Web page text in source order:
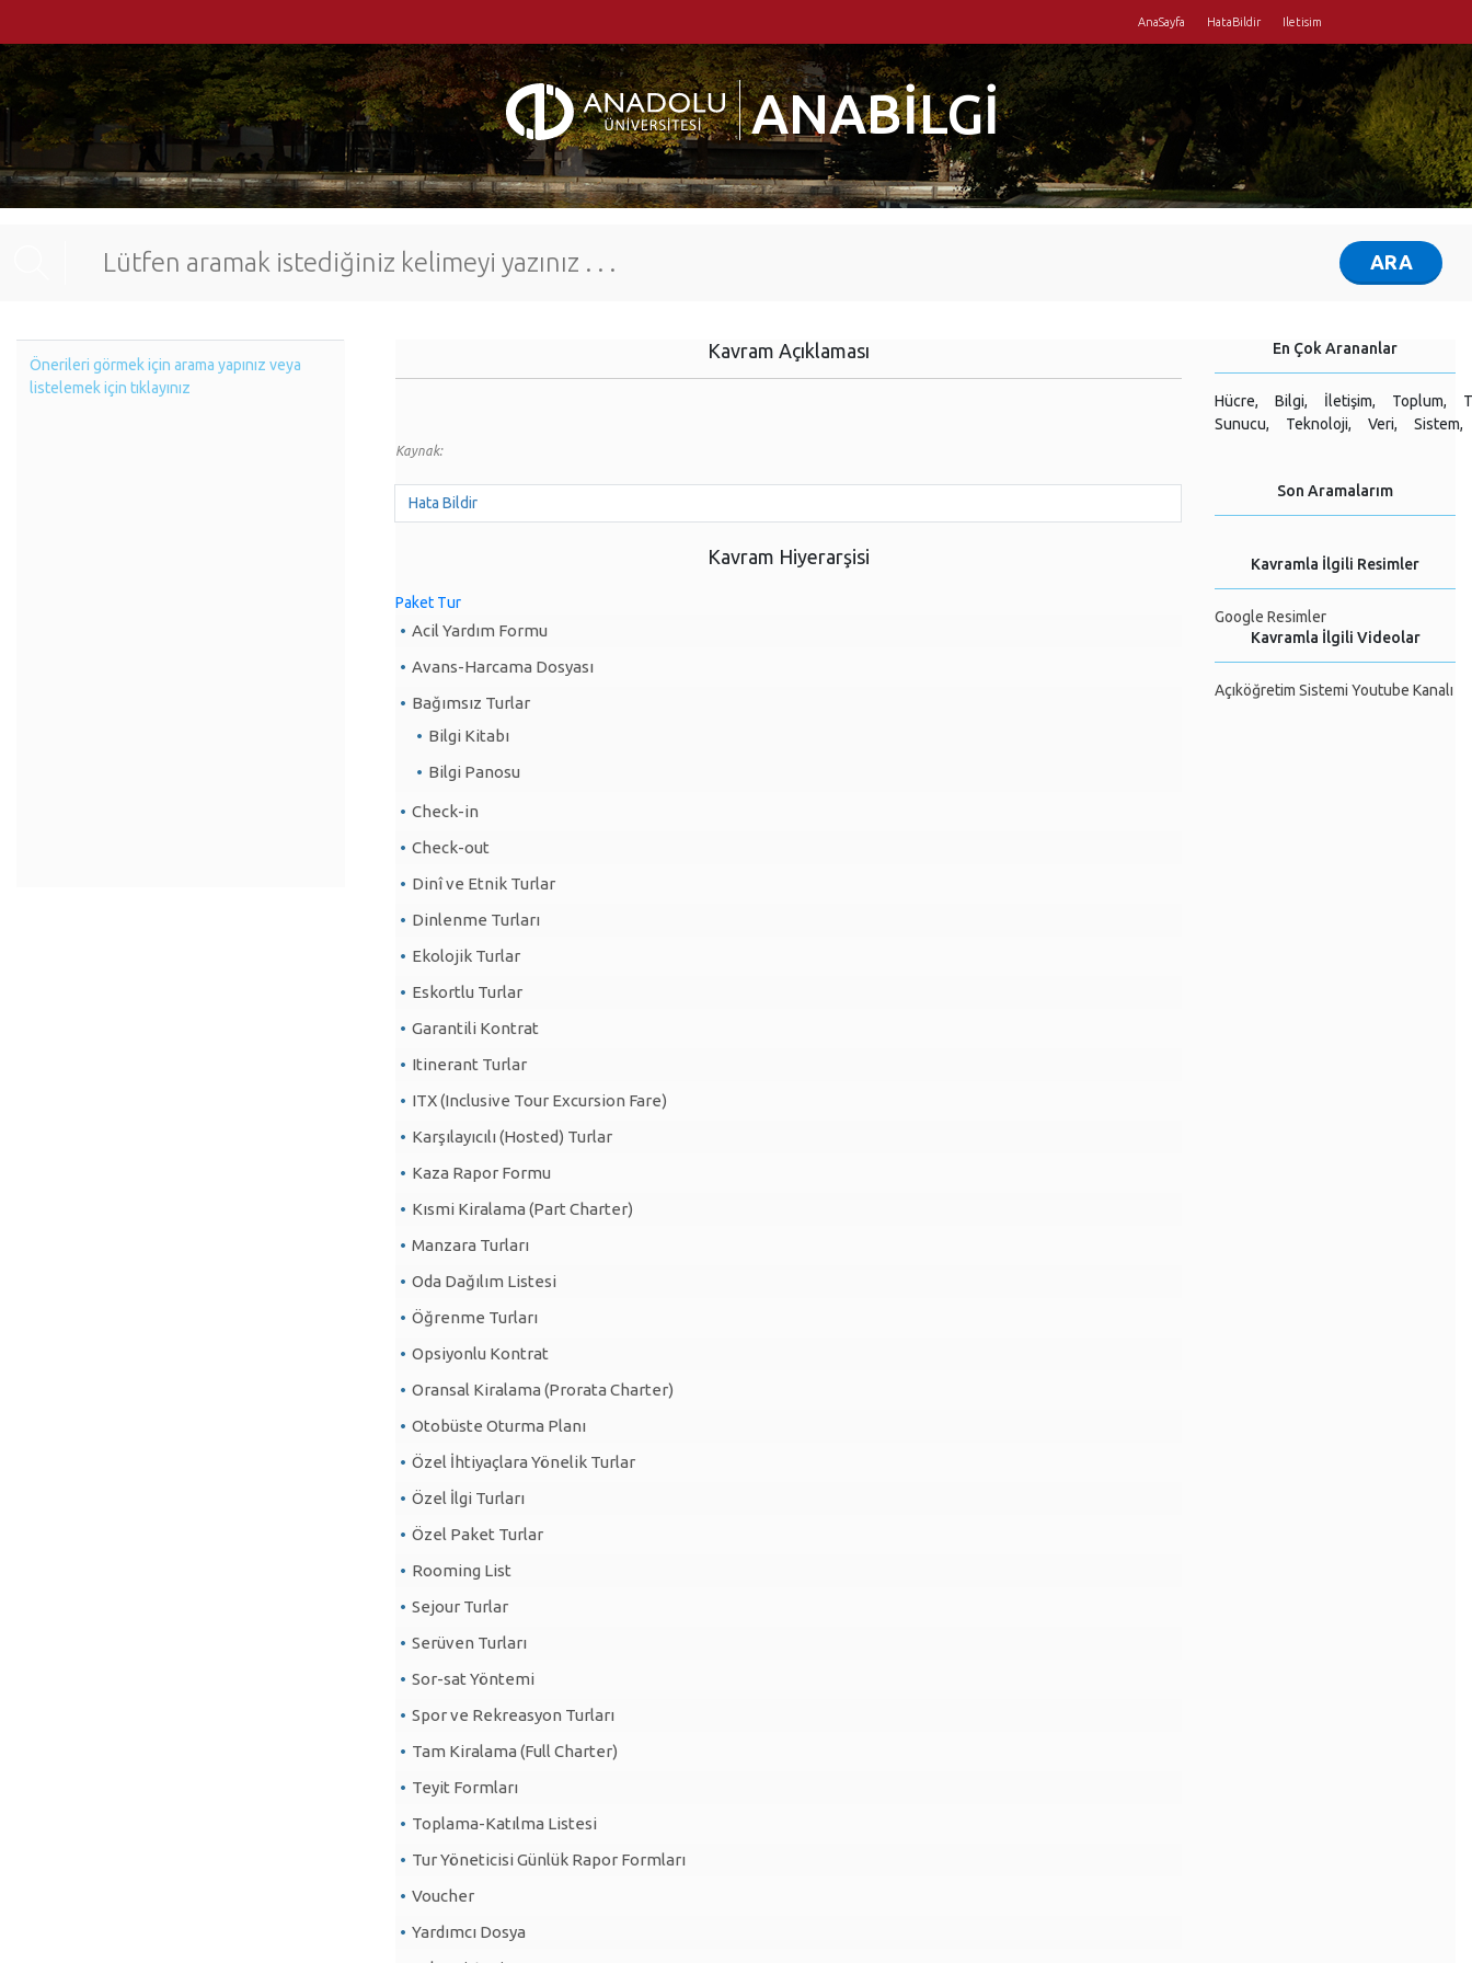
AnaSayfa HataBildir Iletisim
ANABİLGİ
Kavram Açıklaması
Kaynak:
Hata Bildir
Kavram Hiyerarşisi
Paket Tur
Acil Yardım Formu
Avans-Harcama Dosyası
Bağımsız Turlar
Bilgi Kitabı
Bilgi Panosu
Check-in
Check-out
Dinî ve Etnik Turlar
Dinlenme Turları
Ekolojik Turlar
Eskortlu Turlar
Garantili Kontrat
Itinerant Turlar
ITX (Inclusive Tour Excursion Fare)
Karşılayıcılı (Hosted) Turlar
Kaza Rapor Formu
Kısmi Kiralama (Part Charter)
Manzara Turları
Oda Dağılım Listesi
Öğrenme Turları
Opsiyonlu Kontrat
Oransal Kiralama (Prorata Charter)
Otobüste Oturma Planı
Özel İhtiyaçlara Yönelik Turlar
Özel İlgi Turları
Özel Paket Turlar
Rooming List
Sejour Turlar
Serüven Turları
Sor-sat Yöntemi
Spor ve Rekreasyon Turları
Tam Kiralama (Full Charter)
Teyit Formları
Toplama-Katılma Listesi
Tur Yöneticisi Günlük Rapor Formları
Voucher
Yardımcı Dosya
En Çok Arananlar
Hücre, Bilgi, İletişim, Toplum,
Sunucu,
Teknoloji, Veri, Sistem,
Son Aramalarım
Kavramla İlgili Resimler
Google Resimler
Kavramla İlgili Videolar
Açıköğretim Sistemi Youtube Kanalı
Önerileri görmek için arama yapınız veya
listelemek için tıklayınız